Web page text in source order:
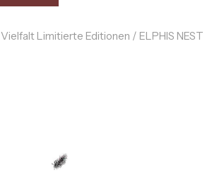
Vielfalt Limitierte Editionen / ELPHIS NEST